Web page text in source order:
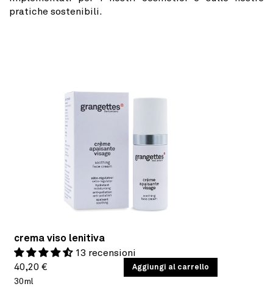
pratiche sostenibili.
crema viso lenitiva
13 recensioni
Prezzo
di
40,20 €
PREZZO
UNITARIO
/
30ml
Aggiungi al carrello